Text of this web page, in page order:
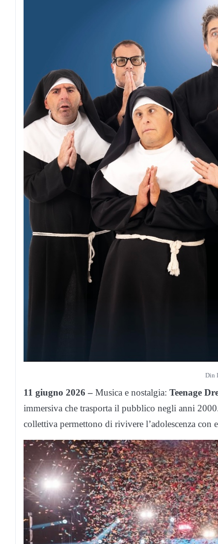
Din
11 giugno 2026 – Musica e nostalgia: Teenage
immersiva che trasporta il pubblico negli anni
collettiva permettono di rivivere l’adolescenza con